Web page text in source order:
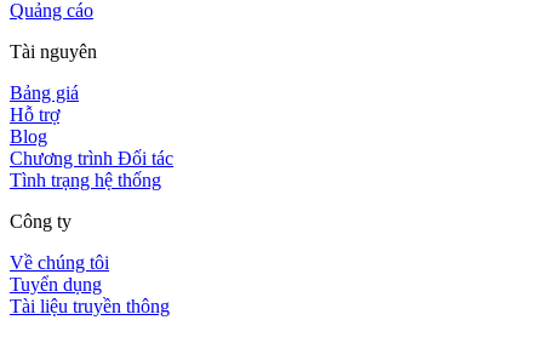
Quảng cáo
Tài nguyên
Bảng giá
Hỗ trợ
Blog
Chương trình Đối tác
Tình trạng hệ thống
Công ty
Về chúng tôi
Tuyển dụng
Tài liệu truyền thông